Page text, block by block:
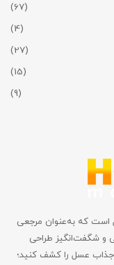
(67)
(4)
(27)
(15)
(9)
است که به‌عنوان مرجعی
و شگفت‌انگیز طراحی
عسل را کشف کنید؛